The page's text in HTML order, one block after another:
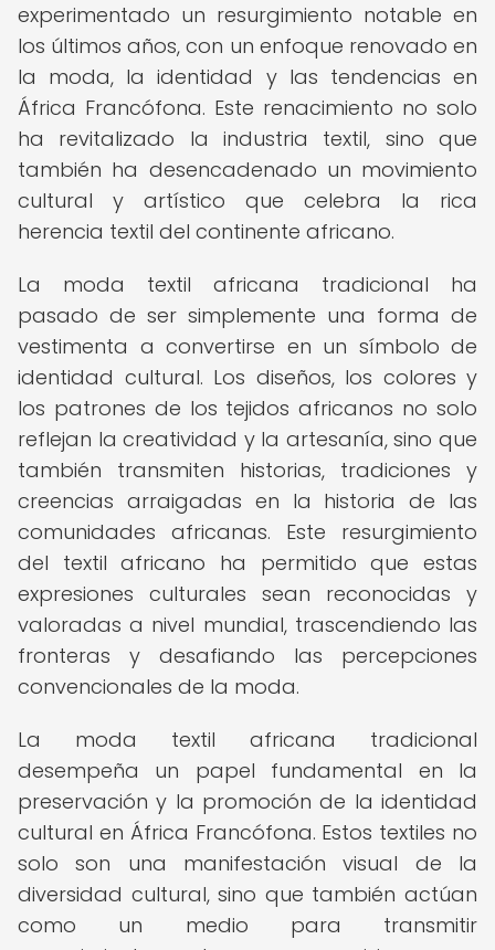
experimentado un resurgimiento notable en
los últimos años, con un enfoque renovado en
la moda, la identidad y las tendencias en
África Francófona. Este renacimiento no solo
ha revitalizado la industria textil, sino que
también ha desencadenado un movimiento
cultural y artístico que celebra la rica
herencia textil del continente africano.
La moda textil africana tradicional ha
pasado de ser simplemente una forma de
vestimenta a convertirse en un símbolo de
identidad cultural. Los diseños, los colores y
los patrones de los tejidos africanos no solo
reflejan la creatividad y la artesanía, sino que
también transmiten historias, tradiciones y
creencias arraigadas en la historia de las
comunidades africanas. Este resurgimiento
del textil africano ha permitido que estas
expresiones culturales sean reconocidas y
valoradas a nivel mundial, trascendiendo las
fronteras y desafiando las percepciones
convencionales de la moda.
La moda textil africana tradicional
desempeña un papel fundamental en la
preservación y la promoción de la identidad
cultural en África Francófona. Estos textiles no
solo son una manifestación visual de la
diversidad cultural, sino que también actúan
como un medio para transmitir